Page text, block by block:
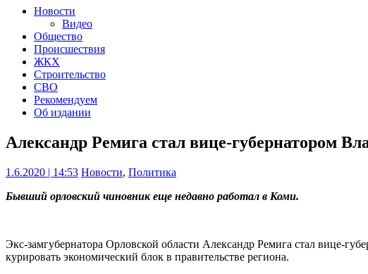
Новости
Видео
Общество
Происшествия
ЖКХ
Строительство
СВО
Рекомендуем
Об издании
Александр Ремига стал вице-губернатором
1.6.2020 | 14:53 Новости, Политика
Бывший орловский чиновник еще недавно работал в Коми.
Экс-замгубернатора Орловской области Александр Ремига стал вице-
курировать экономический блок в правительстве региона.